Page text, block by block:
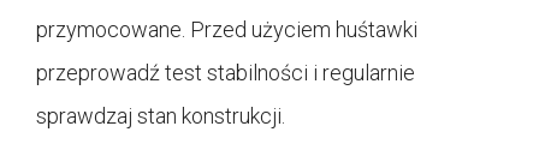
przymocowane. Przed użyciem huśtawki
przeprowadź test stabilności i regularnie
sprawdzaj stan konstrukcji.